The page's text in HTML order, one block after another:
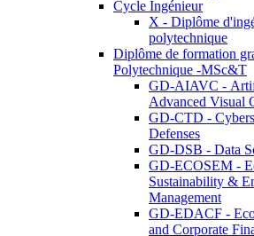
Cycle Ingénieur
X - Diplôme
polytechnique
Diplôme de formation
Polytechnique -MSc&T
GD-AIAVC -
Advanced Visual
GD-CTD -
Defenses
GD-DSB - Data
GD-ECOSEM -
Sustainability &
Management
GD-EDACF -
and Corporate